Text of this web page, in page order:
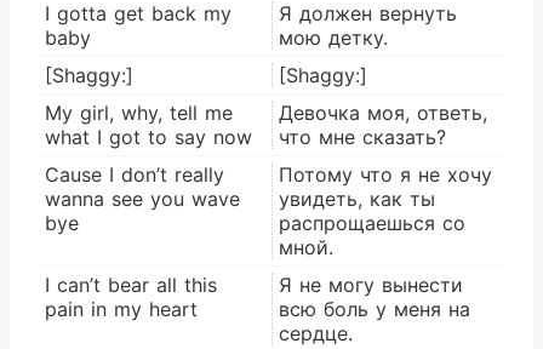
I gotta get back my
baby
Я должен вернуть
мою детку.
[Shaggy:]
[Shaggy:]
My girl, why, tell me
what I got to say now
Девочка моя, ответь,
что мне сказать?
Cause I don’t really
wanna see you wave
bye
Потому что я не хочу
увидеть, как ты
распрощаешься со
мной.
I can’t bear all this
pain in my heart
Я не могу вынести
всю боль у меня на
сердце.